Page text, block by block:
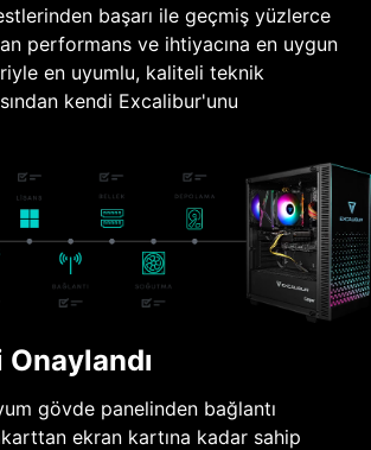
başarı ile geçmiş yüzlerce
performans ve ihtiyacına en uygun
en uyumlu, kaliteli teknik
kendi Excalibur'unu
gövde panelinden bağlantı
ekran kartına kadar sahip